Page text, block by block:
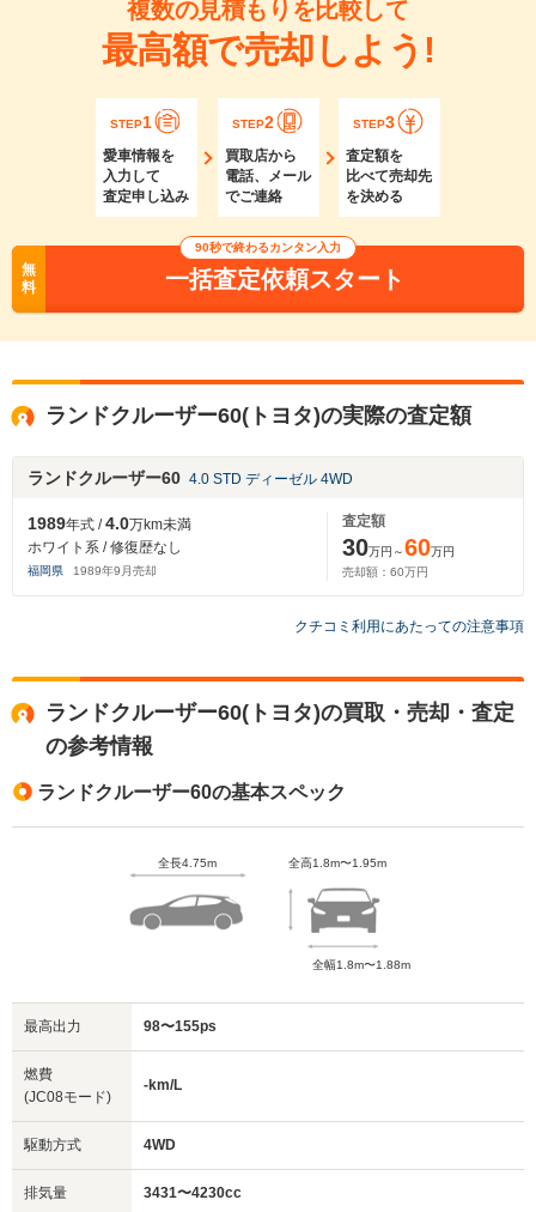
複数の見積もりを比較して
最高額で売却しよう!
STEP1
愛車情報を
入力して
査定申し込み
STEP2
買取店から
電話、メール
でご連絡
STEP3
査定額を
比べて売却先
を決める
無
料
90秒で終わるカンタン入力
一括査定依頼スタート
ランドクルーザー60(トヨタ)の実際の査定額
ランドクルーザー60 4.0 STD ディーゼル 4WD
1989年式 /4.0万km未満
ホワイト系 / 修復歴なし
福岡県 1989年9 月売却
査定額
30万円～60万円
売却額： 60万円
クチコミ利用にあたっての注意事項
ランドクルーザー60(トヨタ)の買取・売却・査定
の参考情報
ランドクルーザー60の基本スペック
全長4.75m 全高1.8m〜1.95m
全幅1.8m〜1.88m
最高出力 98〜155ps
燃費
(JC08モード)
-km/L
駆動方式 4WD
排気量 3431〜4230cc